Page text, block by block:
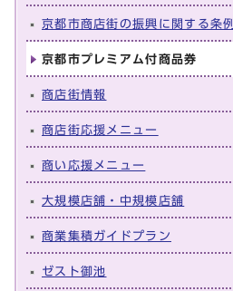
京都市商店街の振興に関する条例
京都市プレミアム付商品券
商店街情報
商店街応援メニュー
商い応援メニュー
大規模店舗・中規模店舗
商業集積ガイドプラン
ゼスト御池